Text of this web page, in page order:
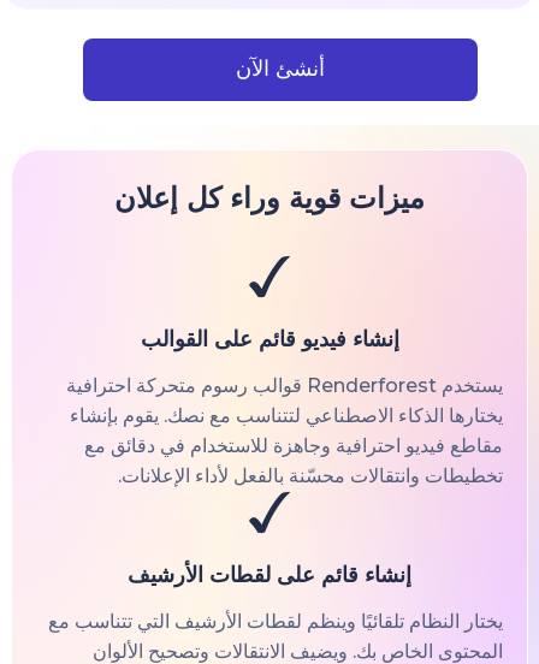
أنشئ الآن
ميزات قوية وراء كل إعلان
إنشاء فيديو قائم على القوالب
يستخدم Renderforest قوالب رسوم متحركة احترافية
يختارها الذكاء الاصطناعي لتتناسب مع نصك. يقوم بإنشاء
مقاطع فيديو احترافية وجاهزة للاستخدام في دقائق مع
تخطيطات وانتقالات محسّنة بالفعل لأداء الإعلانات.
إنشاء قائم على لقطات الأرشيف
يختار النظام تلقائيًا وينظم لقطات الأرشيف التي تتناسب مع
المحتوى الخاص بك. ويضيف الانتقالات وتصحيح الألوان